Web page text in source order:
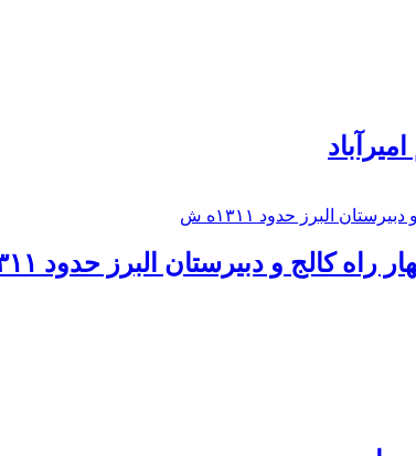
كالج و دبيرستان البرز حدود ۱۳۱۱ه ش